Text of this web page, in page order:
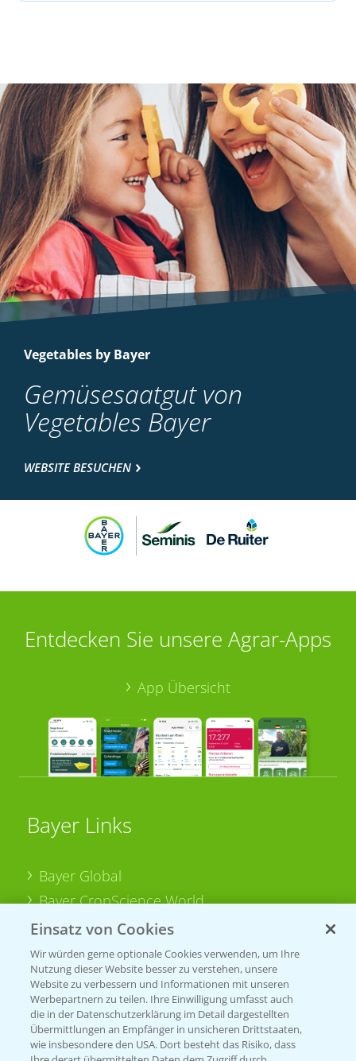
Vegetables by Bayer
Gemüsesaatgut von
Vegetables Bayer
WEBSITE BESUCHEN
Entdecken Sie unsere Agrar-Apps
App Übersicht
Bayer Links
Bayer Global
Bayer CropScience World
Bayer Karriere
Bayer CropScience Austria
Bayer CropScience Schweiz
Presse
Vegetables Deutschland
Einsatz von Cookies
Wir würden gerne optionale Cookies verwenden, um Ihre
Nutzung dieser Website besser zu verstehen, unsere
Website zu verbessern und Informationen mit unseren
Werbepartnern zu teilen. Ihre Einwilligung umfasst auch
die in der Datenschutzerklärung im Detail dargestellten
Übermittlungen an Empfänger in unsicheren Drittstaaten,
wie insbesondere den USA. Dort besteht das Risiko, dass